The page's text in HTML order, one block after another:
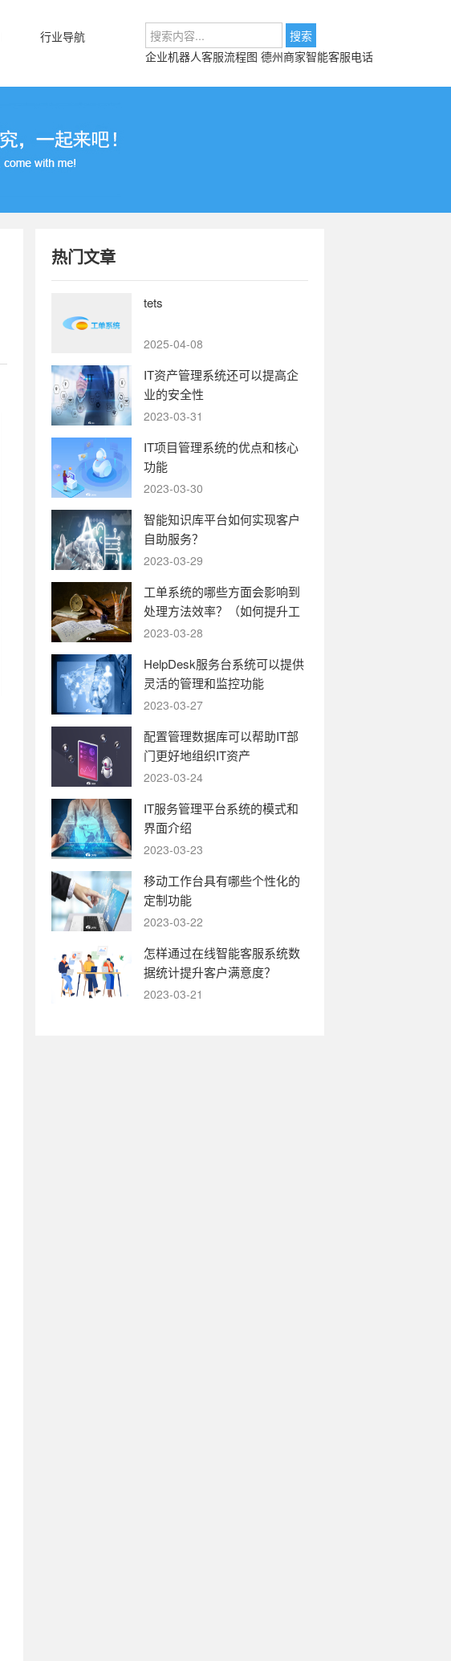
行业导航
企业机器人客服流程图 德州商家智能客服电话
热门文章
tets
2025-04-08
IT资产管理系统还可以提高企
业的安全性
2023-03-31
IT项目管理系统的优点和核心
功能
2023-03-30
智能知识库平台如何实现客户
自助服务？
2023-03-29
工单系统的哪些方面会影响到
处理方法效率？（如何提升工
单系统的运转效率）
2023-03-28
HelpDesk服务台系统可以提供
灵活的管理和监控功能
2023-03-27
配置管理数据库可以帮助IT部
门更好地组织IT资产
2023-03-24
IT服务管理平台系统的模式和
界面介绍
2023-03-23
移动工作台具有哪些个性化的
定制功能
2023-03-22
怎样通过在线智能客服系统数
据统计提升客户满意度？
2023-03-21